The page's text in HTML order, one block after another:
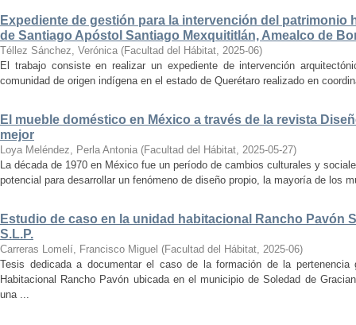
Expediente de gestión para la intervención del patrimonio
de Santiago Apóstol Santiago Mexquititlán, Amealco de
Téllez Sánchez, Verónica (Facultad del Hábitat, 2025-06)
El trabajo consiste en realizar un expediente de intervención
comunidad de origen indígena en el estado de Querétaro realizado en
El mueble doméstico en México a través de la revista
mejor
Loya Meléndez, Perla Antonia (Facultad del Hábitat, 2025-05-27)
La década de 1970 en México fue un período de cambios culturales y
potencial para desarrollar un fenómeno de diseño propio, la mayoría de los
Estudio de caso en la unidad habitacional Rancho Pavón
S.L.P.
Carreras Lomelí, Francisco Miguel (Facultad del Hábitat, 2025-06)
Tesis dedicada a documentar el caso de la formación de la
Habitacional Rancho Pavón ubicada en el municipio de Soledad de
una ...